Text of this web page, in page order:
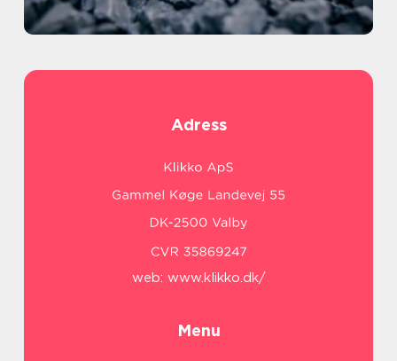
Adress
web: www.klikko.dk/
Menu